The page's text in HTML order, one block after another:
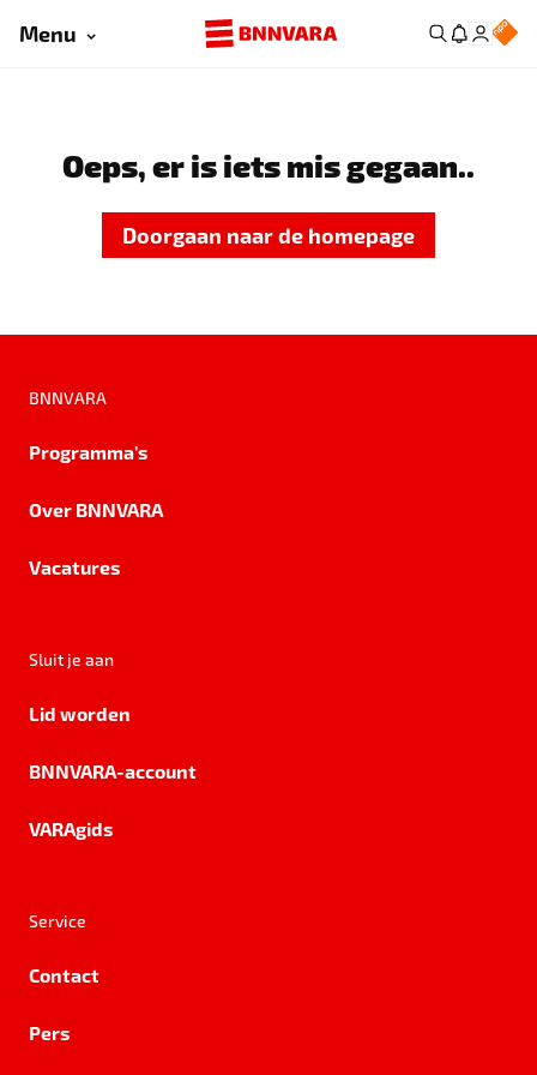
Menu
Oeps, er is iets mis gegaan..
Doorgaan naar de homepage
BNNVARA
Programma's
Over BNNVARA
Vacatures
Sluit je aan
Lid worden
BNNVARA-account
VARAgids
Service
Contact
Pers